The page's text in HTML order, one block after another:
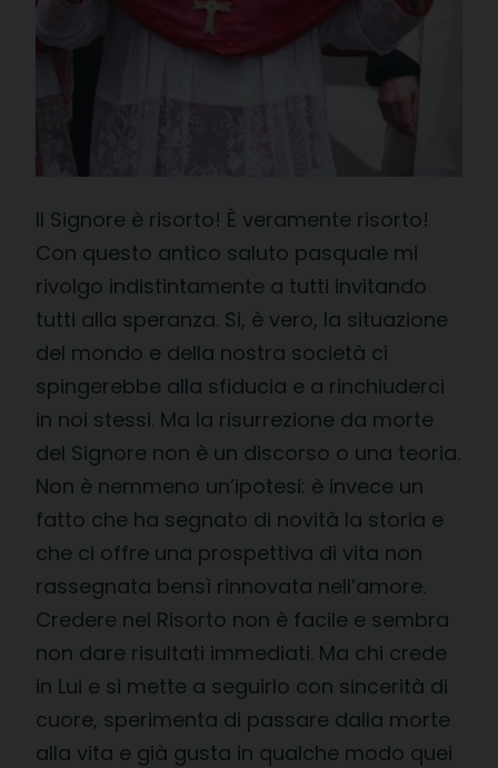
Il Signore è risorto! È veramente risorto!
Con questo antico saluto pasquale mi
rivolgo indistintamente a tutti invitando
tutti alla speranza. Si, è vero, la situazione
del mondo e della nostra società ci
spingerebbe alla sfiducia e a rinchiuderci
in noi stessi. Ma la risurrezione da morte
del Signore non è un discorso o una teoria.
Non è nemmeno un’ipotesi: è invece un
fatto che ha segnato di novità la storia e
che ci offre una prospettiva di vita non
rassegnata bensì rinnovata nell’amore.
Credere nel Risorto non è facile e sembra
non dare risultati immediati. Ma chi crede
in Lui e si mette a seguirlo con sincerità di
cuore, sperimenta di passare dalla morte
alla vita e già gusta in qualche modo quei